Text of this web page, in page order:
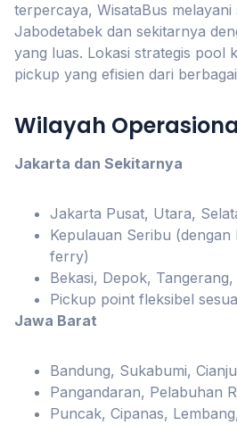
terpercaya, WisataBus
Jabodetabek dan sekitarnya
yang luas. Lokasi strategis pool
pickup yang efisien dari
Wilayah
Jakarta dan Sekitarnya
Jakarta Pusat, Utara,
Kepulauan Seribu (dengan
ferry)
Bekasi, Depok,
Pickup point fleksibel
Jawa Barat
Bandung, Sukabumi,
Pangandaran, Pelabuhan
Puncak, Cipanas,